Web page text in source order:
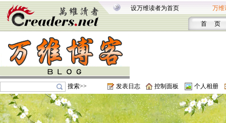
设万维读者为首页 万维
首 页
搜索>> 发表日志 控制面板 个人相册